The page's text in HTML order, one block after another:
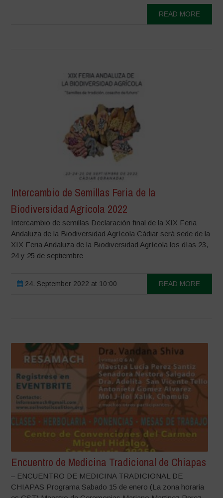
READ MORE
Intercambio de Semillas Feria de la
Biodiversidad Agrícola 2022
Intercambio de semillas Declaración final de la XIX Feria
Andaluza de la Biodiversidad Agrícola Cádiar será sede de la
XIX Feria Andaluza de la Biodiversidad Agrícola los días 23,
24 y 25 de septiembre
24. September 2022 at 10:00 READ MORE
Encuentro de Medicina Tradicional de Chiapas
– ENCUENTRO DE MEDICINA TRADICIONAL DE
CHIAPAS Programa Sabado 15 de enero (La zona horaria